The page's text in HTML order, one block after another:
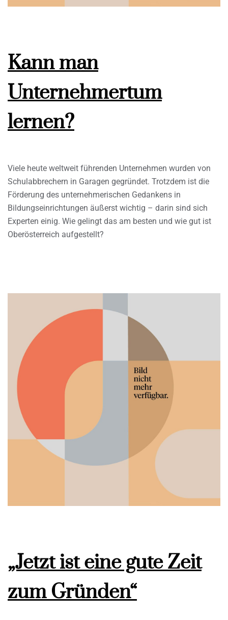
Kann man
Unternehmertum
lernen?
Viele heute weltweit führenden Unternehmen wurden von
Schulabbrechern in Garagen gegründet. Trotzdem ist die
Förderung des unternehmerischen Gedankens in
Bildungseinrichtungen äußerst wichtig – darin sind sich
Experten einig. Wie gelingt das am besten und wie gut ist
Oberösterreich aufgestellt?
„Jetzt ist eine gute Zeit
zum Gründen“